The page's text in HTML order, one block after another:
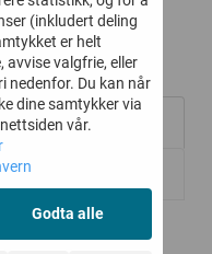
En skjønn
(inkludert deling
er helt
avvise valgfrie, eller
nedenfor. Du kan når
dine samtykker via
vår.
Godta alle